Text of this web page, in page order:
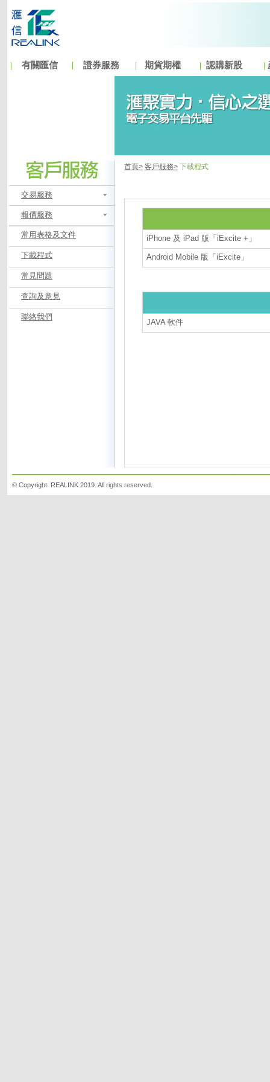
有關匯信 證券服務 期貨期權 認購新股
交易服務
報價服務
常用表格及文件
下載程式
常見問題
查詢及意見
聯絡我們
首頁> 客戶服務> 下載程式
iPhone 及 iPad 版「iExcite +」
Android Mobile 版 「iExcite」
JAVA 軟件
© Copyright. REALINK 2019. All rights reserved.